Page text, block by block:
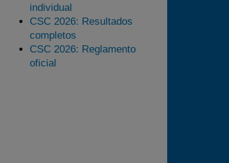
individual
CSC 2026: Resultados
completos
CSC 2026: Reglamento
oficial